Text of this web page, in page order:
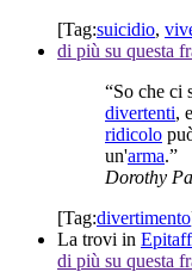
[Tag:suicidio,
di più su questa
“So che ci
divertenti,
ridicolo
un'arma.”
Dorothy
[Tag:divertimento
La trovi in
di più su questa